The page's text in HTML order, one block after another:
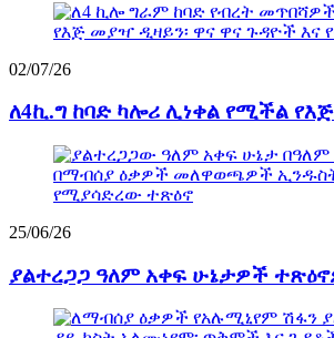
02/07/26
ለ4ኪ.ግ ከባድ ካሎሪ ሊነቀል የሚችል
25/06/26
ያልተረጋጋ ዓለም አቀፍ ሁኔታዎች